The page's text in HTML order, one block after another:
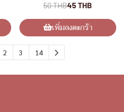
50 THB45 THB
เพิ่มลงตะกร้า
2 3 14